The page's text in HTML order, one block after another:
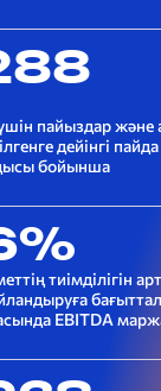
пайыздар
дейінгі
бойынша
тиімділігін
ЕBITDA